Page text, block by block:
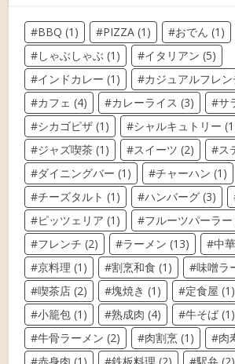
BBQ (1) PIZZA (1) おでん (1)
しゃぶしゃぶ (1) イタリアン (5)
インドカレー (1) カジュアルフレン
カフェ (4) カレーライス (3) サ
シカゴピザ (1) シャルキュトリー
ジャズ喫茶 (1) スイーツ (2) ス
ダイニングバー (1) チャーハン (1)
チーズタルト (1) ハンバーグ (3)
ピッツェリア (1) フルーツパーラー
フレンチ (2) ラーメン (13) 中
京料理 (1) 割烹和食 (1) 味噌ラ
喫茶店 (2) 塊焼き (1) 定食屋 (1)
小籠包 (1) 熟成肉 (4) 牛そば (1)
牛骨ラーメン (2) 肉割烹 (1) 肉